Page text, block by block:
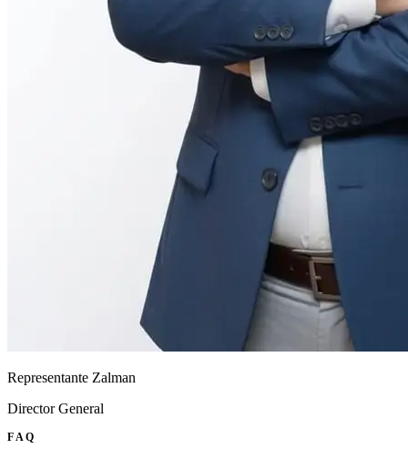
Representante Zalman
Director General
FAQ